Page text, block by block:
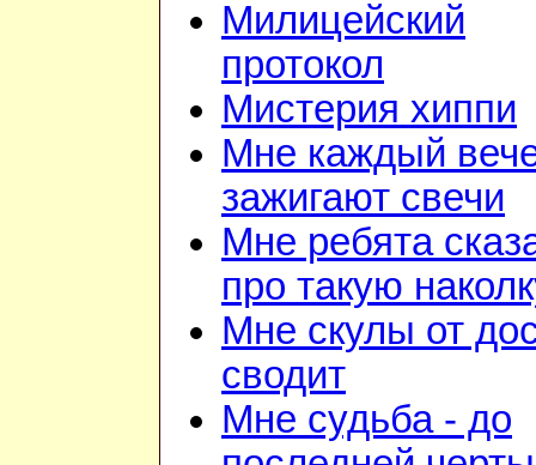
Милицейский
протокол
Мистерия хиппи
Мне каждый
зажигают свечи
Мне ребята
про такую
Мне скулы от
сводит
Мне судьба - до